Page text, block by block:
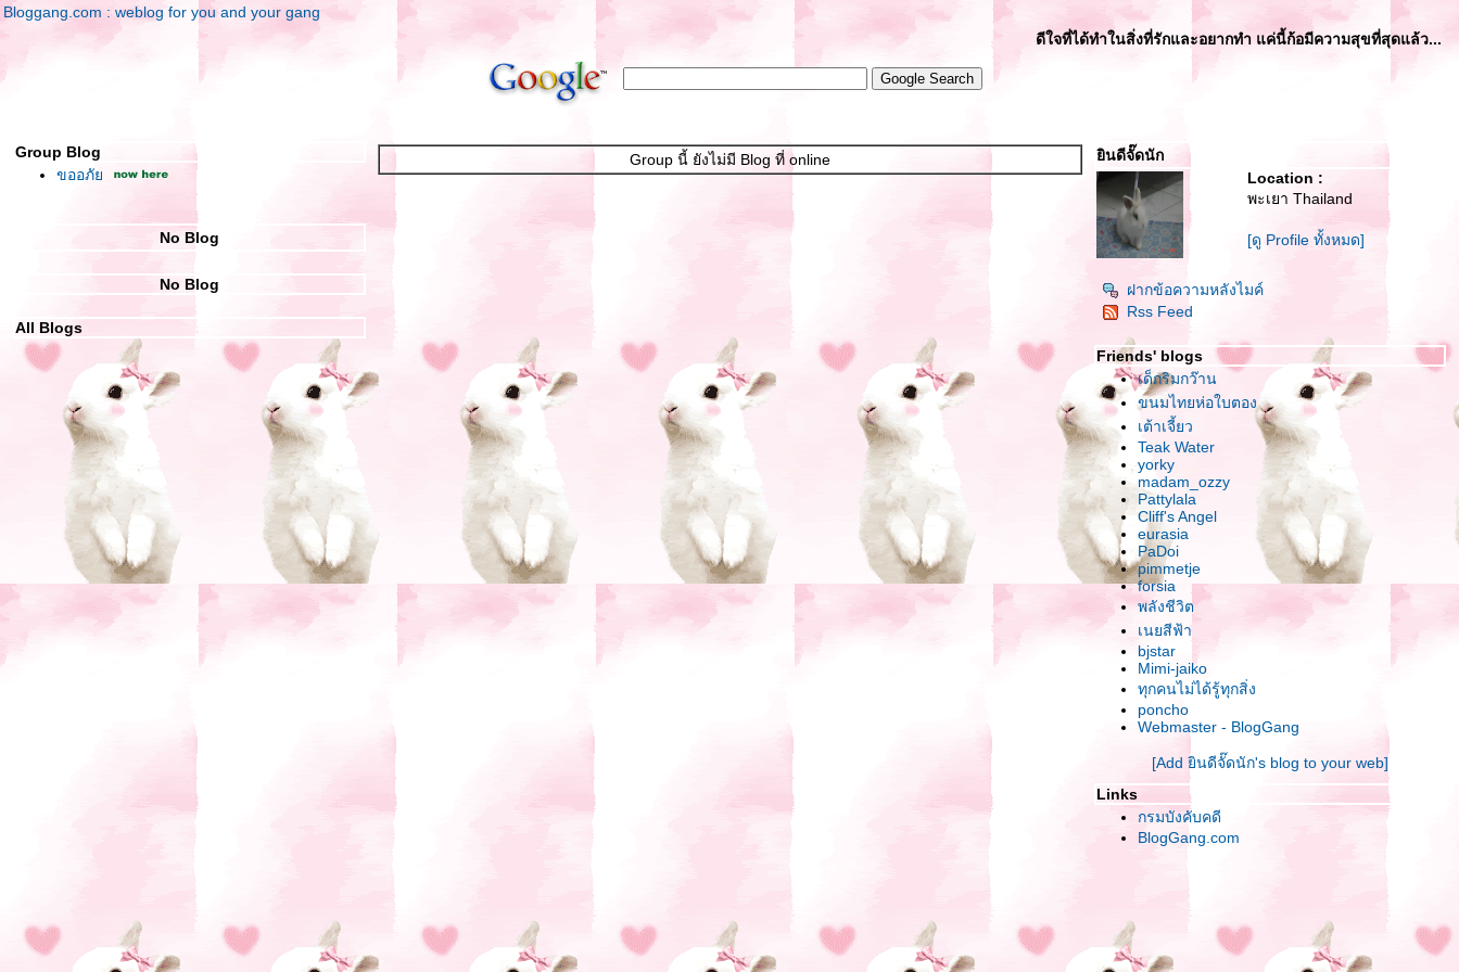
Bloggang.com : weblog for you and your gang
ดีใจที่ได้ทำในสิ่งที่รักและอยากทำ แค่นี้ก้อมีความสุขที่สุดแล้ว...
Group Blog
ขออภัย
No Blog
No Blog
All Blogs
Group นี้ ยังไม่มี Blog ที่ online
ยินดีจั๊ดนัก
Location :
พะเยา Thailand
[ดู Profile ทั้งหมด]
ฝากข้อความหลังไมค์
Rss Feed
Friends' blogs
เด็กริมกว๊าน
ขนมไทยห่อใบตอง
เต้าเจี้ยว
Teak Water
yorky
madam_ozzy
Pattylala
Cliff's Angel
eurasia
PaDoi
pimmetje
forsia
พลังชีวิต
เนยสีฟ้า
bjstar
Mimi-jaiko
ทุกคนไม่ได้รู้ทุกสิ่ง
poncho
Webmaster - BlogGang
[Add ยินดีจั๊ดนัก's blog to your web]
Links
กรมบังคับคดี
BlogGang.com